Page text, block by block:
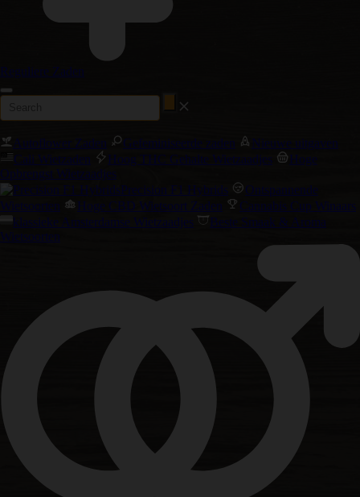
Reguliere Zaden
Autoflower Zaden Gefeminiseerde zaden
Nieuwe uitgaven
Cali Wietzaden
Hoog THC Gehalte Wietzaadjes
Hoge
Opbrengst Wietzaadjes
Precision F1 Hybrids
Ontspannende
Wietsoorten
Hoge CBD Wietsoort Zaden
Cannabis Cup Winaars
klassieke Amsterdamse Wietzaadjes
Beste Smaak & Aroma
Wietsoorten